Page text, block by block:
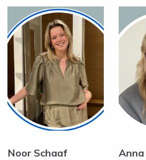
Noor Schaaf